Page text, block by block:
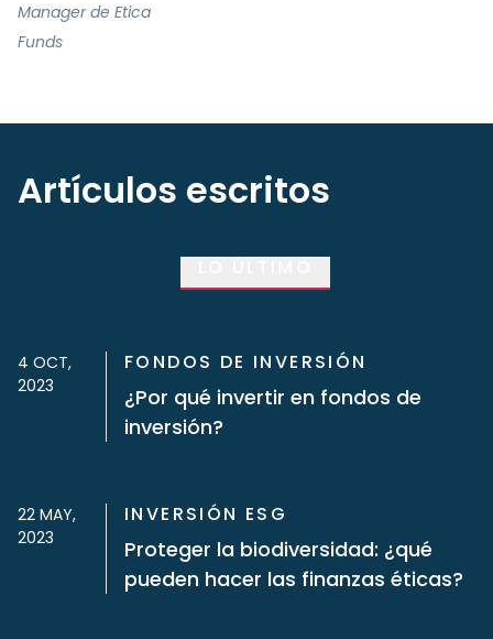
Manager de Etica
Funds
Artículos escritos
4 OCT,
2023
FONDOS DE INVERSIÓN
¿Por qué invertir en fondos de
inversión?
22 MAY,
2023
INVERSIÓN ESG
Proteger la biodiversidad: ¿qué
pueden hacer las finanzas éticas?